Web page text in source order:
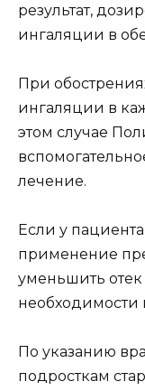
результат,
ингаляции в
При
ингаляции в
этом случае
лечение.
Если у
применение
уменьшить отек
необходимости
По указанию
подросткам